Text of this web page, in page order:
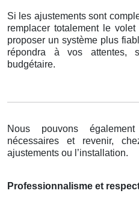
Si les ajustements sont
remplacer totalement le
proposer un système plus
répondra à vos attentes,
budgétaire.
Nous pouvons
nécessaires et revenir,
ajustements ou l’installation.
Professionnalisme et